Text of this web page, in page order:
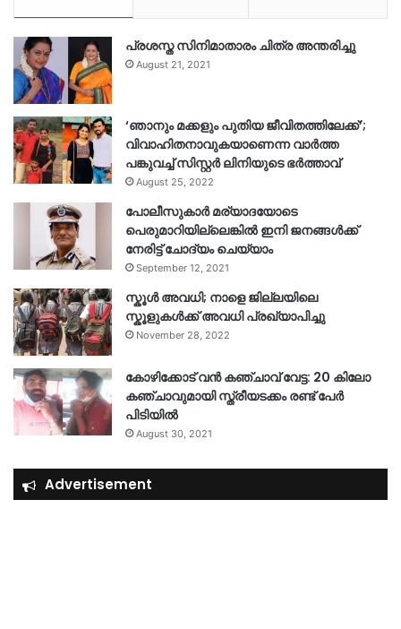
പ്രശസ്ത സിനിമാതാരം ചിത്ര അന്തരിച്ചു
August 21, 2021
‘ഞാനും മക്കളും പുതിയ ജീവിതത്തിലേക്ക്’;
വിവാഹിതനാവുകയാണെന്ന വാർത്ത
പങ്കുവച്ച് സിസ്റ്റർ ലിനിയുടെ ഭർത്താവ്
August 25, 2022
പോലീസുകാര്‍ മര്യാദയോടെ
പെരുമാറിയില്ലെങ്കില്‍ ഇനി ജനങ്ങള്‍ക്ക്
നേരിട്ട് ചോദ്യം ചെയ്യാം
September 12, 2021
സ്കൂൾ അവധി; നാളെ ജില്ലയിലെ
സ്കൂളുകൾക്ക് അവധി പ്രഖ്യാപിച്ചു
November 28, 2022
കോഴിക്കോട് വൻ കഞ്ചാവ് വേട്ട: 20 കിലോ
കഞ്ചാവുമായി സ്ത്രീയടക്കം രണ്ട് പേർ
പിടിയിൽ
August 30, 2021
Advertisement